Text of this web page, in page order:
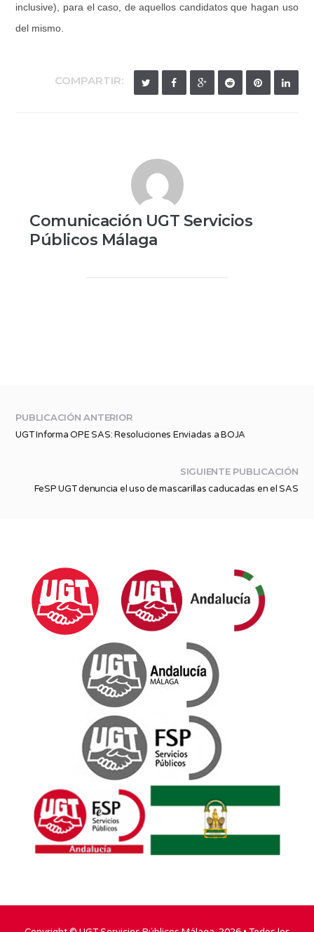
inclusive), para el caso, de aquellos candidatos que hagan uso
del mismo.
COMPARTIR:
Comunicación UGT Servicios
Públicos Málaga
PUBLICACIÓN ANTERIOR
UGT Informa OPE SAS: Resoluciones Enviadas a BOJA
SIGUIENTE PUBLICACIÓN
FeSP UGT denuncia el uso de mascarillas caducadas en el SAS